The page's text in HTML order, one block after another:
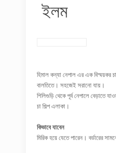
ইলম
হিমাল কন্যা নেপাল এর এক বিস্ময়কর
বালতিতে। সহজেই সরানো যায়।
শিলিগুড়ি থেকে পূর্ব নেপালে বেড়াতে
চা শিল্প এলাকা।
কিভাবে যাবেন
মিরিক হয়ে যেতে পারেন। বর্ডারের